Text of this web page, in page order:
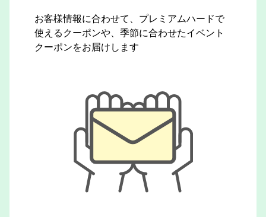
お客様情報に合わせて、プレミアムハードで
使えるクーポンや、季節に合わせたイベント
クーポンをお届けします